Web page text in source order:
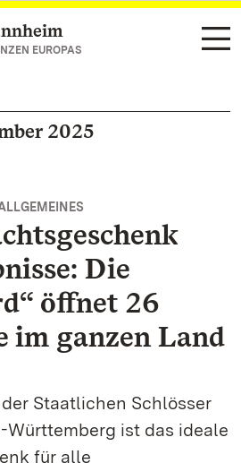
EUROPAS
2025
Die
öffnet 26
im ganzen Land
der Staatlichen Schlösser
Württemberg ist das ideale
für alle